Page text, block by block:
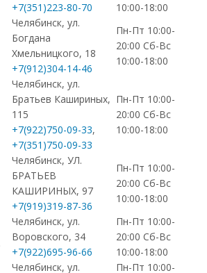
+7(351)223-80-70
10:00-18:00
Челябинск, ул.
Богдана
Хмельницкого, 18
+7(912)304-14-46
Пн-Пт 10:00-
20:00 Сб-Вс
10:00-18:00
Челябинск, ул.
Братьев Кашириных,
115
+7(922)750-09-33,
+7(351)750-09-33
Пн-Пт 10:00-
20:00 Сб-Вс
10:00-18:00
Челябинск, УЛ.
БРАТЬЕВ
КАШИРИНЫХ, 97
+7(919)319-87-36
Пн-Пт 10:00-
20:00 Сб-Вс
10:00-18:00
Челябинск, ул.
Воровского, 34
+7(922)695-96-66
Пн-Пт 10:00-
20:00 Сб-Вс
10:00-18:00
Челябинск, ул. Пн-Пт 10:00-